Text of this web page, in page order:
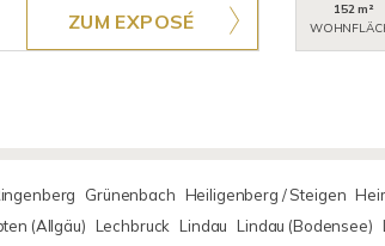
ZUM EXPOSÉ
152 m²
Grünenbach Heiligenberg / Steigen
(Allgäu) Lechbruck Lindau Lindau (Bodensee)